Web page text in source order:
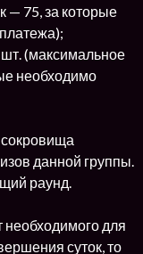
— 75, за которые
(максимальное
необходимо
данной группы.
раунд.
необходимого для
суток, то